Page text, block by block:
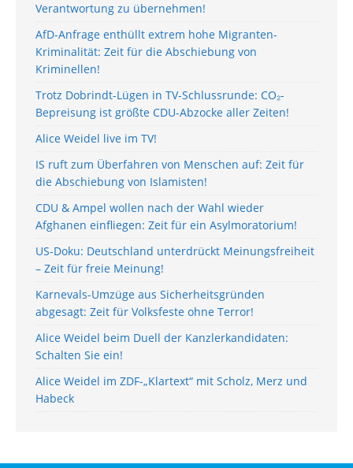
Verantwortung zu übernehmen!
AfD-Anfrage enthüllt extrem hohe Migranten-
Kriminalität: Zeit für die Abschiebung von
Kriminellen!
Trotz Dobrindt-Lügen in TV-Schlussrunde: CO₂-
Bepreisung ist größte CDU-Abzocke aller Zeiten!
Alice Weidel live im TV!
IS ruft zum Überfahren von Menschen auf: Zeit für
die Abschiebung von Islamisten!
CDU & Ampel wollen nach der Wahl wieder
Afghanen einfliegen: Zeit für ein Asylmoratorium!
US-Doku: Deutschland unterdrückt Meinungsfreiheit
– Zeit für freie Meinung!
Karnevals-Umzüge aus Sicherheitsgründen
abgesagt: Zeit für Volksfeste ohne Terror!
Alice Weidel beim Duell der Kanzlerkandidaten:
Schalten Sie ein!
Alice Weidel im ZDF-„Klartext“ mit Scholz, Merz und
Habeck